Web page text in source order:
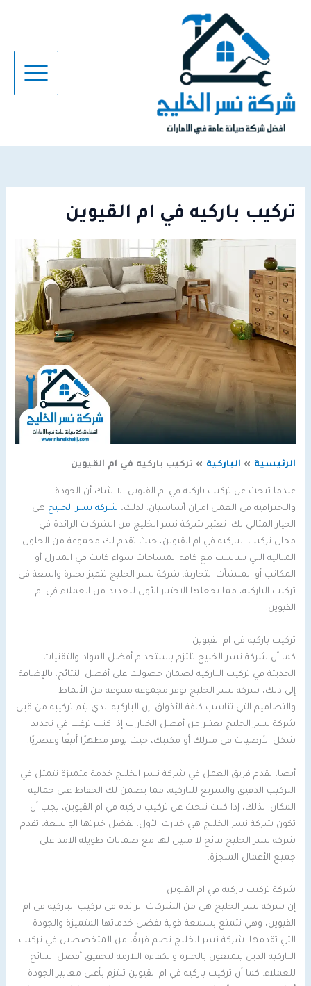
تركيب باركيه في ام القيوين
الرئيسية الباركية تركيب باركيه في ام القيوين
عندما تبحث عن تركيب باركيه في ام القيوين، لا شك أن الجودة
والاحترافية في العمل امران أساسيان. لذلك، شركة نسر الخليج هي
الخيار المثالي لك. تعتبر شركة نسر الخليج من الشركات الرائدة في
مجال تركيب الباركيه في ام القيوين، حيث تقدم لك مجموعة من الحلول
المثالية التي تتناسب مع كافة المساحات سواء كانت في المنازل أو
المكاتب أو المنشآت التجارية. شركة نسر الخليج تتميز بخبرة واسعة في
تركيب الباركيه، مما يجعلها الاختيار الأول للعديد من العملاء في ام
القيوين.
تركيب باركيه في ام القيوين
كما أن شركة نسر الخليج تلتزم باستخدام أفضل المواد والتقنيات
الحديثة في تركيب الباركيه لضمان حصولك على أفضل النتائج. بالإضافة
إلى ذلك، شركة نسر الخليج توفر مجموعة متنوعة من الأنماط
والتصاميم التي تناسب كافة الأذواق. إن الباركيه الذي يتم تركيبه من قبل
شركة نسر الخليج يعتبر من أفضل الخيارات إذا كنت ترغب في تجديد
شكل الأرضيات في منزلك أو مكتبك، حيث يوفر مظهرًا أنيقًا وعصريًا.
أيضا، يقدم فريق العمل في شركة نسر الخليج خدمة متميزة تتمثل في
التركيب الدقيق والسريع للباركيه، مما يضمن لك الحفاظ على جمالية
المكان. لذلك، إذا كنت تبحث عن تركيب باركيه في ام القيوين، يجب أن
تكون شركة نسر الخليج هي خيارك الأول. بفضل خبرتها الواسعة، تقدم
شركة نسر الخليج نتائج لا مثيل لها مع ضمانات طويلة الامد على
جميع الأعمال المنجزة.
شركة تركيب باركيه في ام القيوين
إن شركة نسر الخليج هي من الشركات الرائدة في تركيب الباركيه في ام
القيوين، وهي تتمتع بسمعة قوية بفضل خدماتها المتميزة والجودة
التي تقدمها. شركة نسر الخليج تضم فريقًا من المتخصصين في تركيب
الباركيه الذين يتمتعون بالخبرة والكفاءة اللازمة لتحقيق أفضل النتائج
للعملاء. كما أن تركيب باركيه في ام القيوين تلتزم بأعلى معايير الجودة